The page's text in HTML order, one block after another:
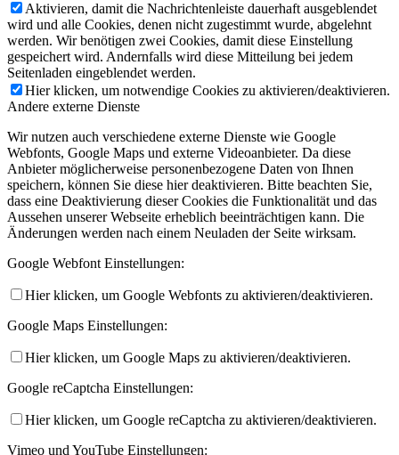
Aktivieren, damit die Nachrichtenleiste dauerhaft ausgeblendet
wird und alle Cookies, denen nicht zugestimmt wurde, abgelehnt
werden. Wir benötigen zwei Cookies, damit diese Einstellung
gespeichert wird. Andernfalls wird diese Mitteilung bei jedem
Seitenladen eingeblendet werden.
Hier klicken, um notwendige Cookies zu aktivieren/deaktivieren.
Andere externe Dienste
Wir nutzen auch verschiedene externe Dienste wie Google
Webfonts, Google Maps und externe Videoanbieter. Da diese
Anbieter möglicherweise personenbezogene Daten von Ihnen
speichern, können Sie diese hier deaktivieren. Bitte beachten Sie,
dass eine Deaktivierung dieser Cookies die Funktionalität und das
Aussehen unserer Webseite erheblich beeinträchtigen kann. Die
Änderungen werden nach einem Neuladen der Seite wirksam.
Google Webfont Einstellungen:
Hier klicken, um Google Webfonts zu aktivieren/deaktivieren.
Google Maps Einstellungen:
Hier klicken, um Google Maps zu aktivieren/deaktivieren.
Google reCaptcha Einstellungen:
Hier klicken, um Google reCaptcha zu aktivieren/deaktivieren.
Vimeo und YouTube Einstellungen: